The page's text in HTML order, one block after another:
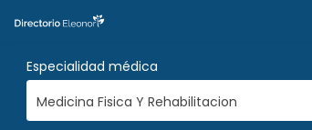
Especialidad médica
Medicina Fisica Y Rehabilitacion